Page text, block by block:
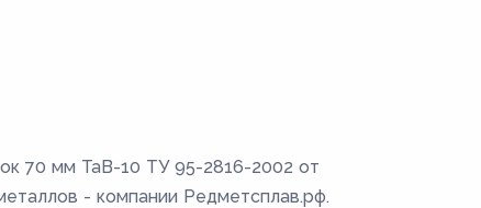
70 мм ТаВ-10 ТУ 95-2816-2002 от
- компании Редметсплав.рф.